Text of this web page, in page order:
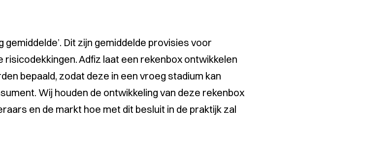
gemiddelde’. Dit zijn gemiddelde provisies voor
Adfiz laat een rekenbox ontwikkelen
bepaald, zodat deze in een vroeg stadium kan
Wij houden de ontwikkeling van deze rekenbox
en de markt hoe met dit besluit in de praktijk zal